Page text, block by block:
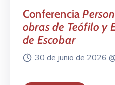
Conferencia
obras de Teófilo y
de Escobar
30 de junio de 2026